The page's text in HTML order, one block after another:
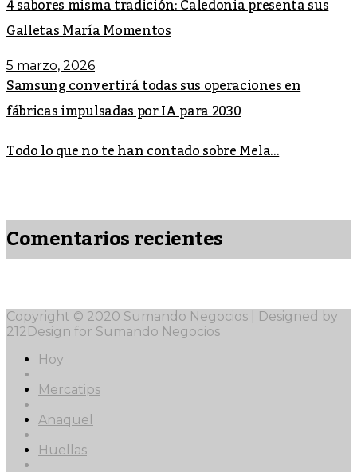
4 sabores misma tradición: Caledonia presenta sus
Galletas María Momentos
5 marzo, 2026
Samsung convertirá todas sus operaciones en
fábricas impulsadas por IA para 2030
Todo lo que no te han contado sobre Mela...
Comentarios recientes
Copyright © 2020 Sumando Negocios | Designed by
212Design for Sumando Negocios
Hoy
Mercatips
Anaquel
Huellas